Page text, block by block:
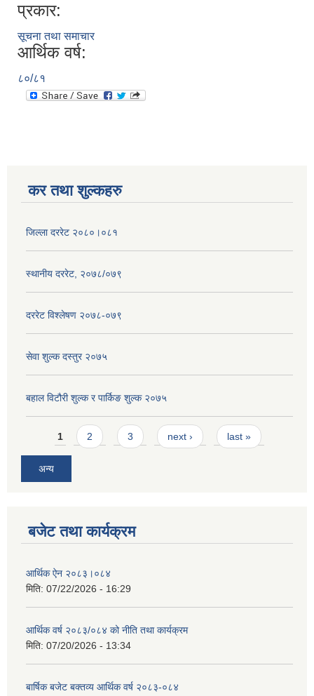
प्रकार:
सूचना तथा समाचार
आर्थिक वर्ष:
८०/८१
कर तथा शुल्कहरु
जिल्ला दररेट २०८०।०८१
स्थानीय दररेट, २०७८/०७९
दररेट विश्लेषण २०७८-०७९
सेवा शुल्क दस्तुर २०७५
बहाल विटौरी शुल्क र पार्किङ शुल्क २०७५
Pages
1 2 3 next › last »
अन्य
बजेट तथा कार्यक्रम
आर्थिक ऐन २०८३।०८४
मिति: 07/22/2026 - 16:29
आर्थिक वर्ष २०८३/०८४ को नीति तथा कार्यक्रम
मिति: 07/20/2026 - 13:34
बार्षिक बजेट बक्तव्य आर्थिक वर्ष २०८३-०८४